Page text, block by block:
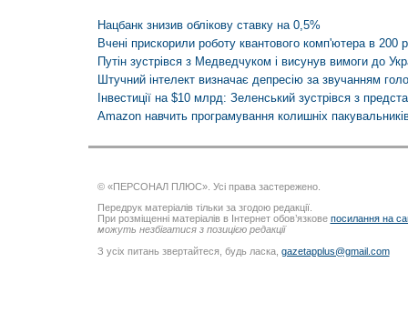
Нацбанк знизив облікову ставку на 0,5%
Вчені прискорили роботу квантового комп'ютера в 200
Путін зустрівся з Медведчуком і висунув вимоги до
Штучний інтелект визначає депресію за звучанням
Інвестиції на $10 млрд: Зеленський зустрівся з
Amazon навчить програмування колишніх пакувальників
© «ПЕРСОНАЛ ПЛЮС». Усі права застережено.
Передрук матеріалів тільки за згодою редакції.
При розміщенні матеріалів в Інтернет обов’язкове посилання на
можуть незбігатися з позицією редакції
З усіх питань звертайтеся, будь ласка, gazetapplus@gmail.com